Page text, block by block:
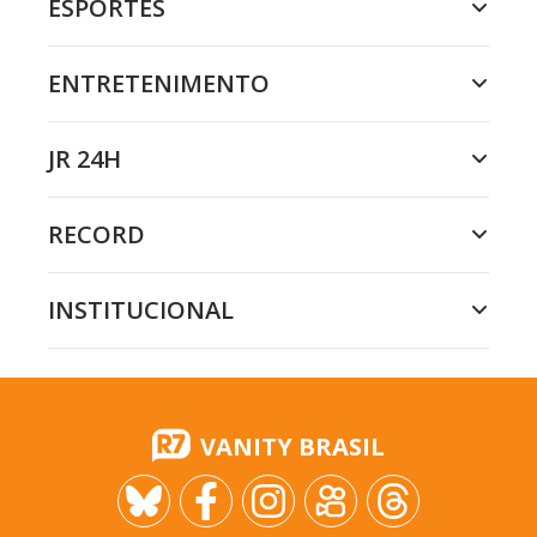
ESPORTES
ENTRETENIMENTO
JR 24H
RECORD
INSTITUCIONAL
VANITY BRASIL